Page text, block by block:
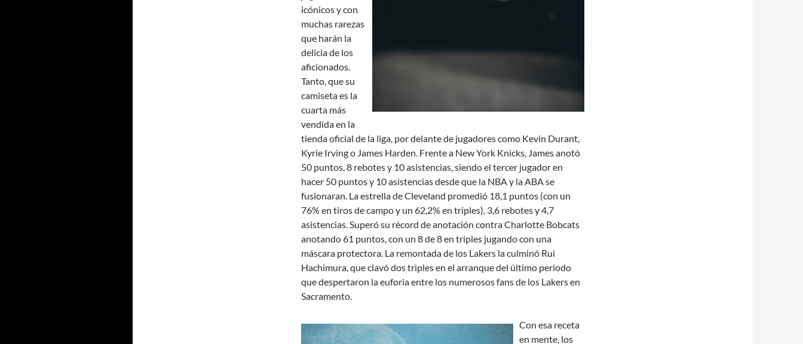
icónicos y con
muchas rarezas
que harán la
delicia de los
aficionados.
Tanto, que su
camiseta es la
cuarta más
vendida en la
tienda oficial de la liga, por delante de jugadores como Kevin Durant,
Kyrie Irving o James Harden. Frente a New York Knicks, James anotó
50 puntos, 8 rebotes y 10 asistencias, siendo el tercer jugador en
hacer 50 puntos y 10 asistencias desde que la NBA y la ABA se
fusionaran. La estrella de Cleveland promedió 18,1 puntos (con un
76% en tiros de campo y un 62,2% en triples), 3,6 rebotes y 4,7
asistencias. Superó su récord de anotación contra Charlotte Bobcats
anotando 61 puntos, con un 8 de 8 en triples jugando con una
máscara protectora. La remontada de los Lakers la culminó Rui
Hachimura, que clavó dos triples en el arranque del último periodo
que despertaron la euforia entre los numerosos fans de los Lakers en
Sacramento.
Con esa receta
en mente, los